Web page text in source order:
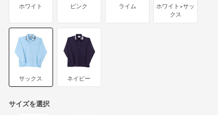
ホワイト ピンク ライム
ホワイト×サッ
クス
サックス ネイビー
サイズを選択